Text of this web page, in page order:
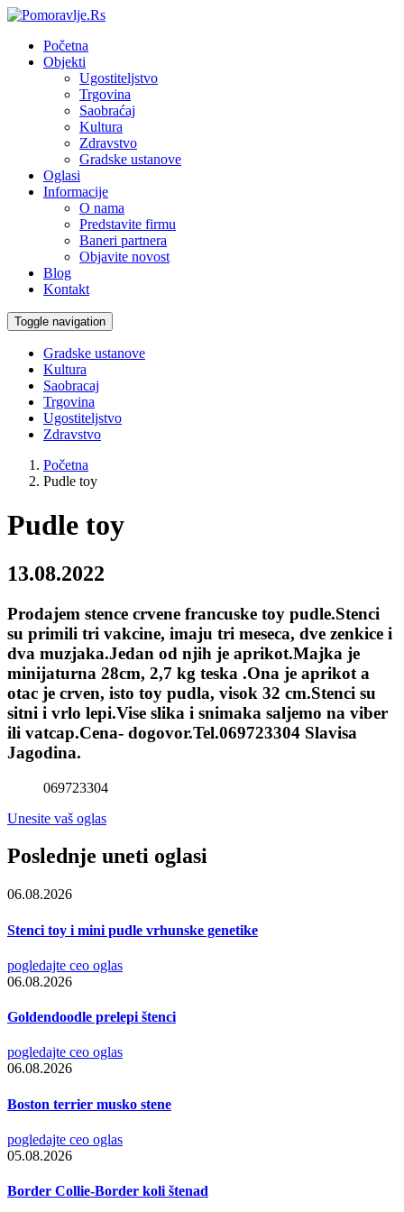
Početna
Objekti
Ugostiteljstvo
Trgovina
Saobraćaj
Kultura
Zdravstvo
Gradske ustanove
Oglasi
Informacije
O nama
Predstavite firmu
Baneri partnera
Objavite novost
Blog
Kontakt
Toggle navigation
Gradske ustanove
Kultura
Saobracaj
Trgovina
Ugostiteljstvo
Zdravstvo
Početna
Pudle toy
Pudle toy
13.08.2022
Prodajem stence crvene francuske toy pudle.Stenci
su primili tri vakcine, imaju tri meseca, dve zenkice i
dva muzjaka.Jedan od njih je aprikot.Majka je
minijaturna 28cm, 2,7 kg teska .Ona je aprikot a
otac je crven, isto toy pudla, visok 32 cm.Stenci su
sitni i vrlo lepi.Vise slika i snimaka saljemo na viber
ili vatcap.Cena- dogovor.Tel.069723304 Slavisa
Jagodina.
069723304
Unesite vaš oglas
Poslednje uneti oglasi
06.08.2026
Stenci toy i mini pudle vrhunske genetike
pogledajte ceo oglas
06.08.2026
Goldendoodle prelepi štenci
pogledajte ceo oglas
06.08.2026
Boston terrier musko stene
pogledajte ceo oglas
05.08.2026
Border Collie-Border koli štenad